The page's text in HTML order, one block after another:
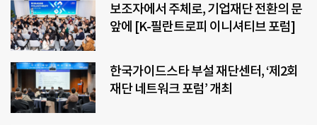
보조자에서 주체로, 기업재단 전환의 문
앞에 [K-필란트로피 이니셔티브 포럼]
한국가이드스타 부설 재단센터, ‘제2회
재단 네트워크 포럼’ 개최